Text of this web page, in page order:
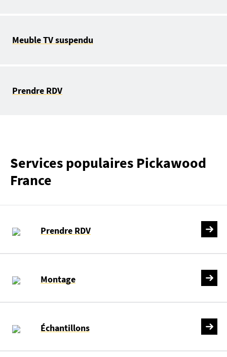
Meuble TV suspendu
Prendre RDV
Services populaires Pickawood
France
Prendre RDV
Montage
Échantillons